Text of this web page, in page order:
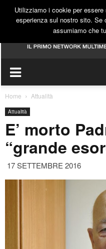
Home Attualità
Attualità
E’ morto
“grande
17 SETTEMBRE 2016
Utilizziamo i cookie per
esperienza sul nostro sito. Se
assumiamo che